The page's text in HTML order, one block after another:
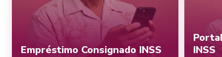
Empréstimo Consignado INSS
INSS